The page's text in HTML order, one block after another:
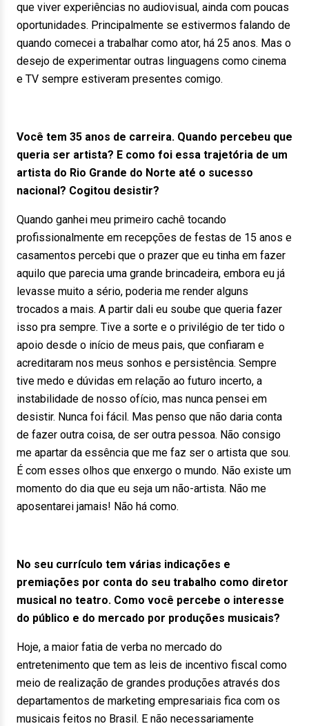
que viver experiências no audiovisual, ainda com poucas
oportunidades. Principalmente se estivermos falando de
quando comecei a trabalhar como ator, há 25 anos. Mas o
desejo de experimentar outras linguagens como cinema
e TV sempre estiveram presentes comigo.
Você tem 35 anos de carreira. Quando percebeu que
queria ser artista? E como foi essa trajetória de um
artista do Rio Grande do Norte até o sucesso
nacional? Cogitou desistir?
Quando ganhei meu primeiro cachê tocando
profissionalmente em recepções de festas de 15 anos e
casamentos percebi que o prazer que eu tinha em fazer
aquilo que parecia uma grande brincadeira, embora eu já
levasse muito a sério, poderia me render alguns
trocados a mais. A partir dali eu soube que queria fazer
isso pra sempre. Tive a sorte e o privilégio de ter tido o
apoio desde o início de meus pais, que confiaram e
acreditaram nos meus sonhos e persistência. Sempre
tive medo e dúvidas em relação ao futuro incerto, a
instabilidade de nosso ofício, mas nunca pensei em
desistir. Nunca foi fácil. Mas penso que não daria conta
de fazer outra coisa, de ser outra pessoa. Não consigo
me apartar da essência que me faz ser o artista que sou.
É com esses olhos que enxergo o mundo. Não existe um
momento do dia que eu seja um não-artista. Não me
aposentarei jamais! Não há como.
No seu currículo tem várias indicações e
premiações por conta do seu trabalho como diretor
musical no teatro. Como você percebe o interesse
do público e do mercado por produções musicais?
Hoje, a maior fatia de verba no mercado do
entretenimento que tem as leis de incentivo fiscal como
meio de realização de grandes produções através dos
departamentos de marketing empresariais fica com os
musicais feitos no Brasil. E não necessariamente